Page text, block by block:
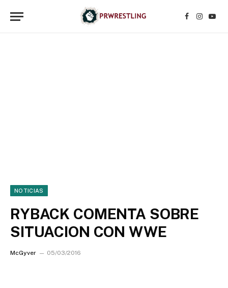
Facebook
NOTICIAS
RYBACK COMENTA SOBRE
SITUACION CON WWE
McGyver 05/03/2016